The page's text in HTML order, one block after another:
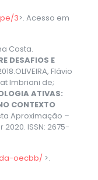
3>. Acesso em
Costa.
DESAFIOS E
OLIVEIRA, Flávio
Imbriani de;
ATIVAS:
CONTEXTO
Aproximação –
ISSN: 2675-
oecbb/>.